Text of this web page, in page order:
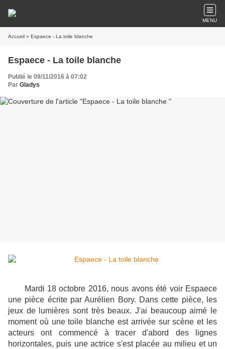
MENU
Accueil » Espaece - La toile blanche
Espaece - La toile blanche
Publié le 09/11/2016 à 07:02
Par Gladys
Mardi 18 octobre 2016, nous avons été voir Espaece
une pièce écrite par Aurélien Bory. Dans cette pièce, les
jeux de lumières sont très beaux. J'ai beaucoup aimé le
moment où une toile blanche est arrivée sur scène et les
acteurs ont commencé à tracer d'abord des lignes
horizontales, puis une actrice s'est placée au milieu et un